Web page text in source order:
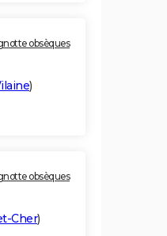
obsèques
)
obsèques
Cher)